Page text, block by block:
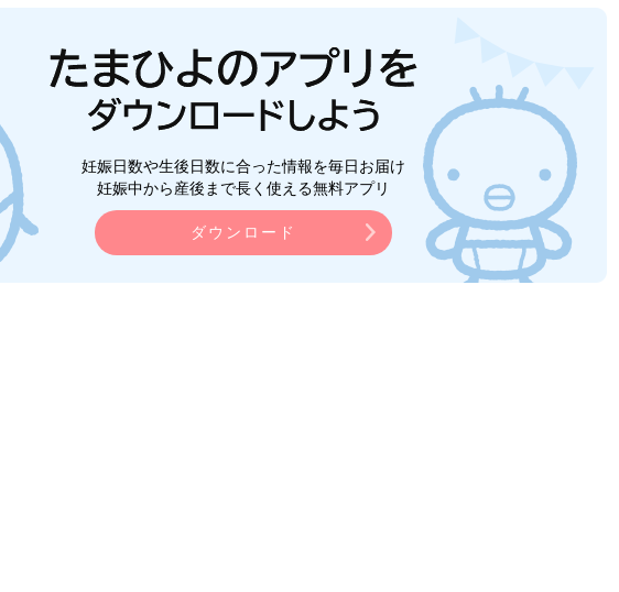
妊娠日数や生後日数に合った情報を毎日お届け
妊娠中から産後まで長く使える無料アプリ
ダウンロード